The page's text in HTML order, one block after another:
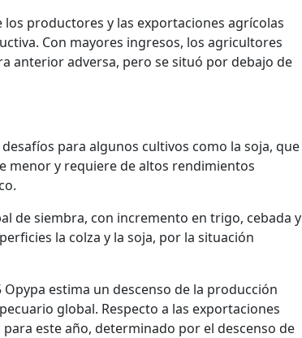
productores y las exportaciones agrícolas
Con mayores ingresos, los agricultores
anterior adversa, pero se situó por debajo de
para algunos cultivos como la soja, que
menor y requiere de altos rendimientos
de siembra, con incremento en trigo, cebada y
la colza y la soja, por la situación
estima un descenso de la producción
global. Respecto a las exportaciones
este año, determinado por el descenso de